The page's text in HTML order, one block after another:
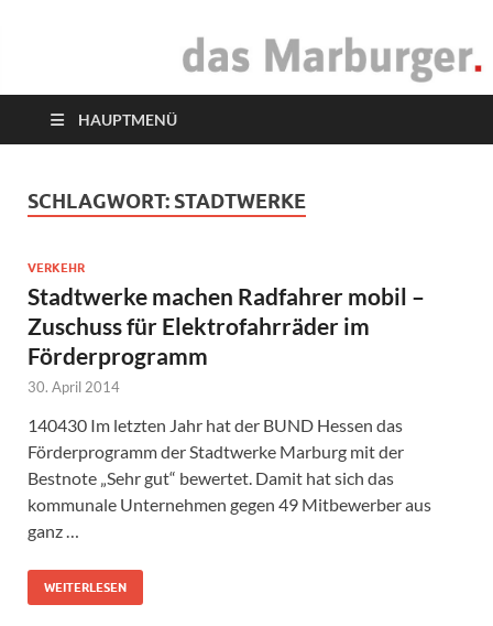
das Marburger.
HAUPTMENÜ
SCHLAGWORT: STADTWERKE
VERKEHR
Stadtwerke machen Radfahrer mobil –
Zuschuss für Elektrofahrräder im
Förderprogramm
30. April 2014
140430 Im letzten Jahr hat der BUND Hessen das
Förderprogramm der Stadtwerke Marburg mit der
Bestnote „Sehr gut“ bewertet. Damit hat sich das
kommunale Unternehmen gegen 49 Mitbewerber aus
ganz …
WEITERLESEN